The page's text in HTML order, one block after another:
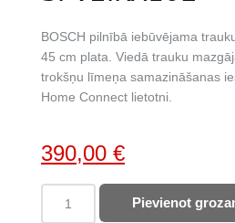
BOSCH pilnībā iebūvējama
45 cm plata. Viedā trauku
trokšņu līmeņa samazināšanas
Home Connect lietotni.
Original
price
was:
390,00 €Current
price
is:
trauku
Pievienot